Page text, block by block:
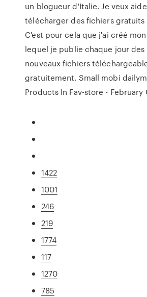
un blogueur d'Italie. Je veux
télécharger des fichiers gratuits
C'est pour cela que j'ai créé
lequel je publie chaque jour des
nouveaux fichiers
gratuitement. Small mobi
Products In Fav-store - February
1422
1001
246
219
1774
117
1270
785